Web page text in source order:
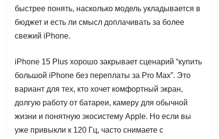
быстрее понять, насколько модель укладывается в
бюджет и есть ли смысл доплачивать за более
свежий iPhone.
iPhone 15 Plus хорошо закрывает сценарий “купить
большой iPhone без переплаты за Pro Max”. Это
вариант для тех, кто хочет комфортный экран,
долгую работу от батареи, камеру для обычной
жизни и понятную экосистему Apple. Но если вы
уже привыкли к 120 Гц, часто снимаете с